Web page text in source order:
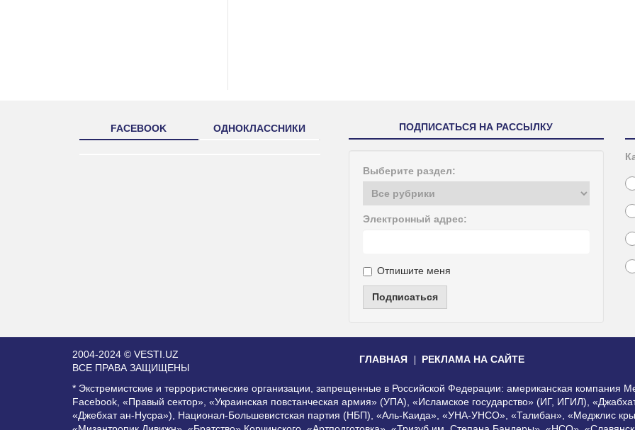
FACEBOOK ОДНОКЛАССНИКИ ПОДПИСАТЬСЯ НА РАССЫЛКУ
Выберите раздел:
Электронный адрес:
Отпишите меня
Подписаться
2004-2024 © VESTI.UZ
ВСЕ ПРАВА ЗАЩИЩЕНЫ
ГЛАВНАЯ РЕКЛАМА НА САЙТЕ
* Экстремистские и террористические организации, запрещенные в Российской Федерации: американская компания
Facebook, «Правый сектор», «Украинская повстанческая армия» (УПА), «Исламское государство» (ИГ, ИГИЛ),
«Джебхат ан-Нусра»), Национал-Большевистская партия (НБП), «Аль-Каида», «УНА-УНСО», «Талибан», «Меджлис